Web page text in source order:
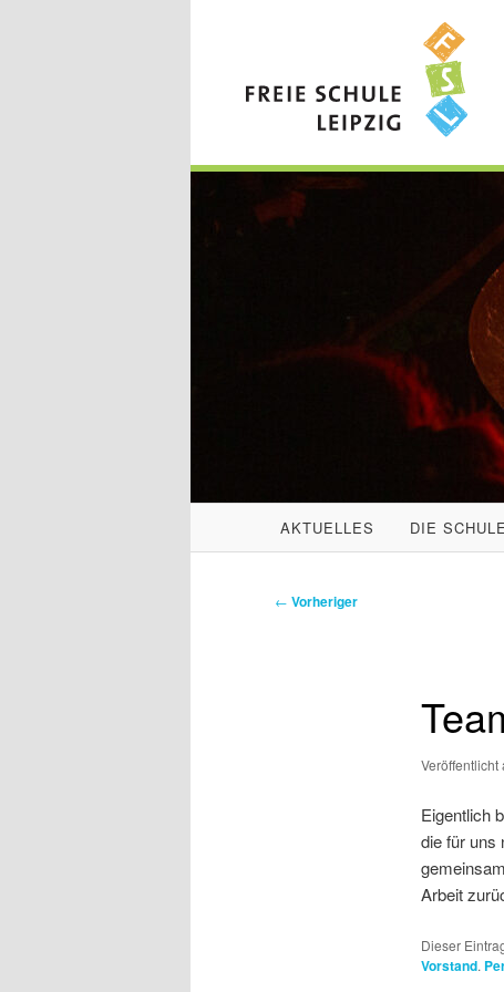
HAUPTMENÜ
ZUM
ZUM
AKTUELLES DIE SCHULE
Beitragsnavigation
← Vorheriger
Veröffentlicht
Eigentlich
die für uns
Arbeit
Dieser
Vorstand.